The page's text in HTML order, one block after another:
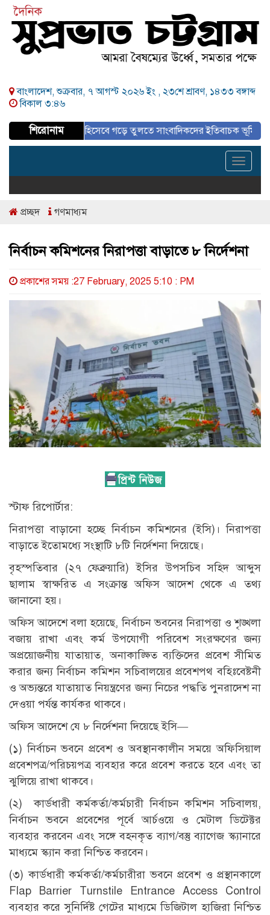
বাংলাদেশ, শুক্রবার, ৭ আগস্ট ২০২৬ ইং , ২৩শে শ্রাবণ, ১৪৩৩ বঙ্গাব্দ
বিকাল ৩:৪৬
শিরোনাম
নগর হিসেবে গড়ে তুলতে সাংবাদিকদের ইতিবাচক ভূমিকা গুরুত্বপূর্ণ :
Toggle
প্রচ্ছদ গণমাধ্যম
নির্বাচন কমিশনের নিরাপত্তা বাড়াতে ৮ নির্দেশনা
প্রকাশের সময় :27 February, 2025 5:10 : PM
স্টাফ রিপোর্টার:
নিরাপত্তা বাড়ানো হচ্ছে নির্বাচন কমিশনের (ইসি)। নিরাপত্তা
বাড়াতে ইতোমধ্যে সংস্থাটি ৮টি নির্দেশনা দিয়েছে।
বৃহস্পতিবার (২৭ ফেব্রুয়ারি) ইসির উপসচিব সহিদ আব্দুস
ছালাম স্বাক্ষরিত এ সংক্রান্ত অফিস আদেশ থেকে এ তথ্য
জানানো হয়।
অফিস আদেশে বলা হয়েছে, নির্বাচন ভবনের নিরাপত্তা ও শৃঙ্খলা
বজায় রাখা এবং কর্ম উপযোগী পরিবেশ সংরক্ষণের জন্য
অপ্রয়োজনীয় যাতায়াত, অনাকাঙ্ক্ষিত ব্যক্তিদের প্রবেশ সীমিত
করার জন্য নির্বাচন কমিশন সচিবালয়ের প্রবেশপথ বহিঃবেষ্টনী
ও অভ্যন্তরে যাতায়াত নিয়ন্ত্রণের জন্য নিচের পদ্ধতি পুনরাদেশ না
দেওয়া পর্যন্ত কার্যকর থাকবে।
অফিস আদেশে যে ৮ নির্দেশনা দিয়েছে ইসি—
(১) নির্বাচন ভবনে প্রবেশ ও অবস্থানকালীন সময়ে অফিসিয়াল
প্রবেশপত্র/পরিচয়পত্র ব্যবহার করে প্রবেশ করতে হবে এবং তা
ঝুলিয়ে রাখা থাকবে।
(২) কার্ডধারী কর্মকর্তা/কর্মচারী নির্বাচন কমিশন সচিবালয়,
নির্বাচন ভবনে প্রবেশের পূর্বে আর্চওয়ে ও মেটাল ডিটেক্টর
ব্যবহার করবেন এবং সঙ্গে বহনকৃত ব্যাগ/বস্তু ব্যাগেজ স্ক্যানারে
মাধ্যমে স্ক্যান করা নিশ্চিত করবেন।
(৩) কার্ডধারী কর্মকর্তা/কর্মচারীরা ভবনে প্রবেশ ও প্রস্থানকালে
Flap Barrier Turnstile Entrance Access Control
ব্যবহার করে সুনির্দিষ্ট গেটের মাধ্যমে ডিজিটাল হাজিরা নিশ্চিত